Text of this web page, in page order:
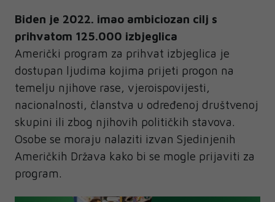
Biden je 2022. imao ambiciozan cilj s
prihvatom 125.000 izbjeglica
Američki program za prihvat izbjeglica je
dostupan ljudima kojima prijeti progon na
temelju njihove rase, vjeroispovijesti,
nacionalnosti, članstva u određenoj društvenoj
skupini ili zbog njihovih političkih stavova.
Osobe se moraju nalaziti izvan Sjedinjenih
Američkih Država kako bi se mogle prijaviti za
program.